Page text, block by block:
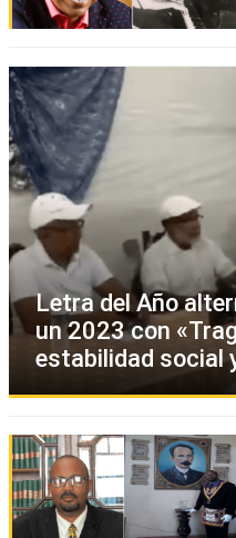
Letra del Año
un 2023 con
estabilidad social